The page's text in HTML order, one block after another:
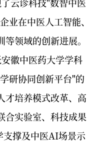
业在中医人工智能、
领域的创新进展。
徽中医药大学学科
研协同创新平台"的
才培养模式改革、高
合实验室、科技成果
撑及中医AI场景示